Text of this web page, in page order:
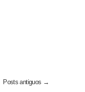
Posts antiguos →